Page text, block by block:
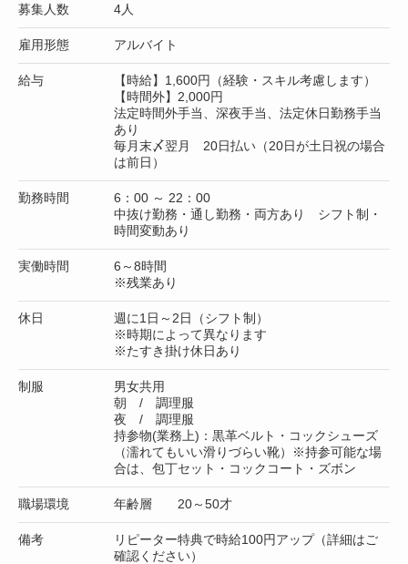
募集人数 4人
雇用形態 アルバイト
給与
【時給】1,600円（経験・スキル考慮します）
【時間外】2,000円
法定時間外手当、深夜手当、法定休日勤務手当
あり
毎月末〆翌月 20日払い（20日が土日祝の場合
は前日）
勤務時間
6：00 ～ 22：00
中抜け勤務・通し勤務・両方あり シフト制・
時間変動あり
実働時間
6～8時間
※残業あり
休日
週に1日～2日（シフト制）
※時期によって異なります
※たすき掛け休日あり
制服
男女共用
朝 / 調理服
夜 / 調理服
持参物(業務上)：黒革ベルト・コックシューズ
（濡れてもいい滑りづらい靴）※持参可能な場
合は、包丁セット・コックコート・ズボン
職場環境 年齢層 20～50才
備考
リピーター特典で時給100円アップ（詳細はご
確認ください）